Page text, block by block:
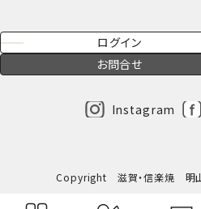
ログイン
お問合せ
Instagram
Copyright 滋賀・信楽焼 明